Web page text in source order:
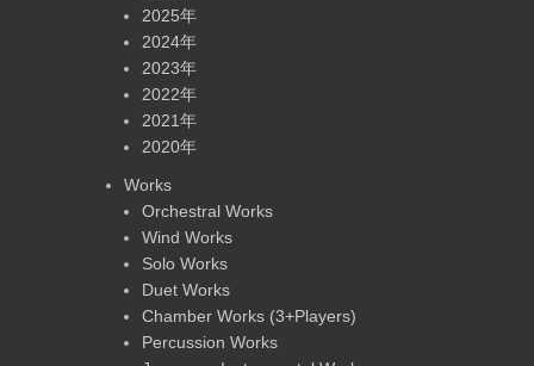
2025年
2024年
2023年
2022年
2021年
2020年
Works
Orchestral Works
Wind Works
Solo Works
Duet Works
Chamber Works (3+Players)
Percussion Works